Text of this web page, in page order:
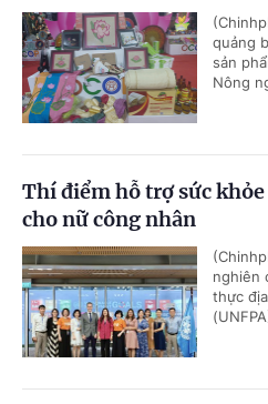
quảng
sản
Nông
Thí điểm hỗ trợ sức
cho nữ công nhân
nghiên
thực